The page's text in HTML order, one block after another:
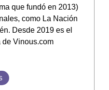
que fundó en 2013)
como La Nación
Desde 2019 es el
de Vinous.com